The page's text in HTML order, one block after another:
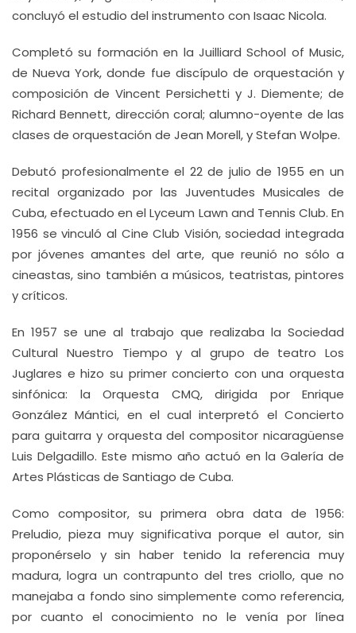
concluyó el estudio del instrumento con Isaac Nicola.
Completó su formación en la Juilliard School of Music,
de Nueva York, donde fue discípulo de orquestación y
composición de Vincent Persichetti y J. Diemente; de
Richard Bennett, dirección coral; alumno-oyente de las
clases de orquestación de Jean Morell, y Stefan Wolpe.
Debutó profesionalmente el 22 de julio de 1955 en un
recital organizado por las Juventudes Musicales de
Cuba, efectuado en el Lyceum Lawn and Tennis Club. En
1956 se vinculó al Cine Club Visión, sociedad integrada
por jóvenes amantes del arte, que reunió no sólo a
cineastas, sino también a músicos, teatristas, pintores
y críticos.
En 1957 se une al trabajo que realizaba la Sociedad
Cultural Nuestro Tiempo y al grupo de teatro Los
Juglares e hizo su primer concierto con una orquesta
sinfónica: la Orquesta CMQ, dirigida por Enrique
González Mántici, en el cual interpretó el Concierto
para guitarra y orquesta del compositor nicaragüense
Luis Delgadillo. Este mismo año actuó en la Galería de
Artes Plásticas de Santiago de Cuba.
Como compositor, su primera obra data de 1956:
Preludio, pieza muy significativa porque el autor, sin
proponérselo y sin haber tenido la referencia muy
madura, logra un contrapunto del tres criollo, que no
manejaba a fondo sino simplemente como referencia,
por cuanto el conocimiento no le venía por línea